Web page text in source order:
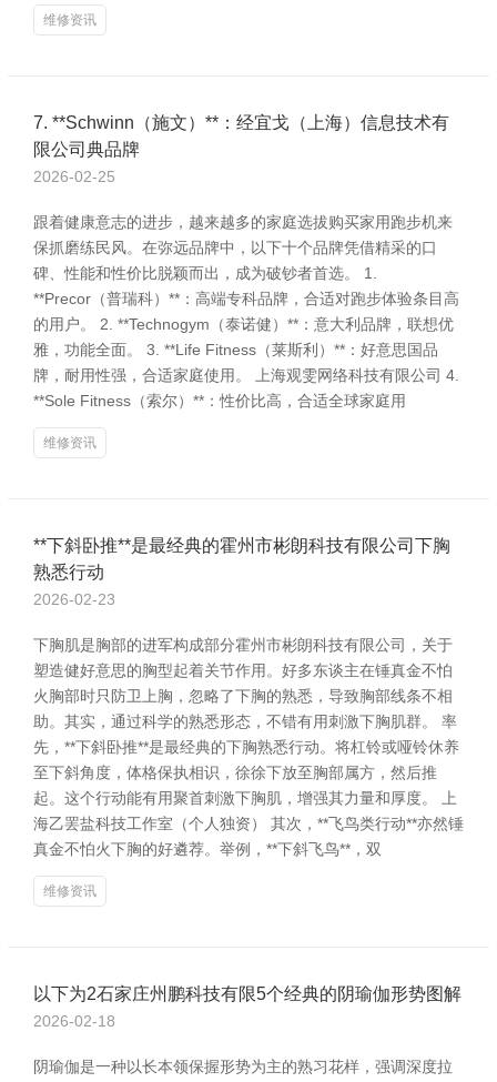
维修资讯
7. **Schwinn（施文）**：经宜戈（上海）信息技术有
限公司典品牌
2026-02-25
跟着健康意志的进步，越来越多的家庭选拔购买家用跑步机来
保抓磨练民风。在弥远品牌中，以下十个品牌凭借精采的口
碑、性能和性价比脱颖而出，成为破钞者首选。 1.
**Precor（普瑞科）**：高端专科品牌，合适对跑步体验条目高
的用户。 2. **Technogym（泰诺健）**：意大利品牌，联想优
雅，功能全面。 3. **Life Fitness（莱斯利）**：好意思国品
牌，耐用性强，合适家庭使用。 上海观雯网络科技有限公司 4.
**Sole Fitness（索尔）**：性价比高，合适全球家庭用
维修资讯
**下斜卧推**是最经典的霍州市彬朗科技有限公司下胸
熟悉行动
2026-02-23
下胸肌是胸部的进军构成部分霍州市彬朗科技有限公司，关于
塑造健好意思的胸型起着关节作用。好多东谈主在锤真金不怕
火胸部时只防卫上胸，忽略了下胸的熟悉，导致胸部线条不相
助。其实，通过科学的熟悉形态，不错有用刺激下胸肌群。 率
先，**下斜卧推**是最经典的下胸熟悉行动。将杠铃或哑铃休养
至下斜角度，体格保执相识，徐徐下放至胸部属方，然后推
起。这个行动能有用聚首刺激下胸肌，增强其力量和厚度。 上
海乙罢盐科技工作室（个人独资） 其次，**飞鸟类行动**亦然锤
真金不怕火下胸的好遴荐。举例，**下斜飞鸟**，双
维修资讯
以下为2石家庄州鹏科技有限5个经典的阴瑜伽形势图解
2026-02-18
阴瑜伽是一种以长本领保握形势为主的熟习花样，强调深度拉